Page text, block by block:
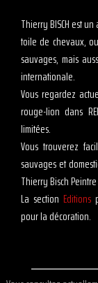
Thierry BISCH est
toile de chevaux,
sauvages, mais
internationale.
Vous regardez
rouge-lion dans
limitées.
Vous trouverez
sauvages et
Thierry Bisch
La section Editions
pour la décoration.